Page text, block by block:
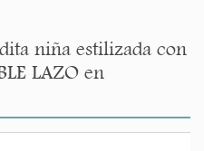
niña estilizada con
LAZO en